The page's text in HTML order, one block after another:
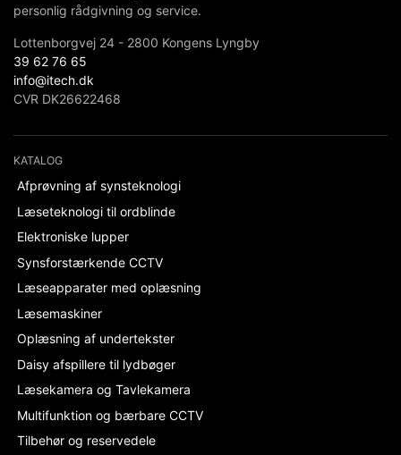
personlig rådgivning og service.
Lottenborgvej 24 - 2800 Kongens Lyngby
39 62 76 65
info@itech.dk
CVR DK26622468
KATALOG
Afprøvning af synsteknologi
Læseteknologi til ordblinde
Elektroniske lupper
Synsforstærkende CCTV
Læseapparater med oplæsning
Læsemaskiner
Oplæsning af undertekster
Daisy afspillere til lydbøger
Læsekamera og Tavlekamera
Multifunktion og bærbare CCTV
Tilbehør og reservedele